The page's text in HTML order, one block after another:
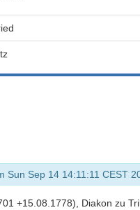
Sun Sep 14 14:11:11 CEST
+15.08.1778), Diakon zu